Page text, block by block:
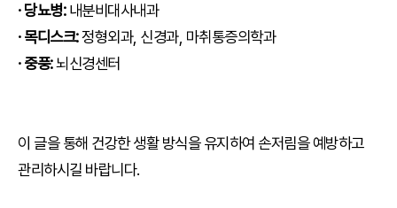
· 당뇨병:내분비대사내과
· 목디스크:정형외과, 신경과, 마취통증의학과
· 중풍:뇌신경센터
이 글을 통해 건강한 생활 방식을 유지하여 손저림을 예방하고
관리하시길 바랍니다.